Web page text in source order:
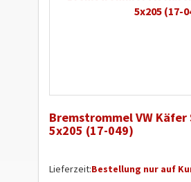
Bremstrommel VW Käfer
5x205 (17-049)
Lieferzeit:Bestellung nur auf